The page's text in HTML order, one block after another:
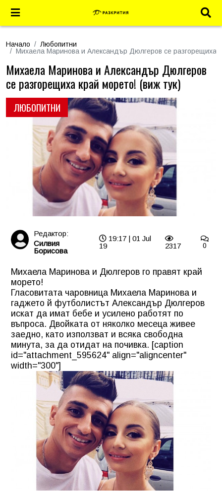
Начало
Любопитни
Михаела Маринова и Александър Дюлгеров се разгорещиха
ЛЮБОПИТНИ
Михаела Маринова и Александър Дюлгеров
се разгорещиха край морето! (виж тук)
Редактор:
Силвия
Борисова
19:17 | 01 Jul
19
2317 0
Михаела Маринова и Дюлгеров го правят край
морето!
Гласовитата чаровница Михаела Маринова и
гаджето й футболистът Александър Дюлгеров
искат да имат бебе и усилено работят по
въпроса. Двойката от няколко месеца живее
заедно, като използват и всяка свободна
минута, за да отидат на почивка. [caption
id="attachment_595624" align="aligncenter"
width="300"]